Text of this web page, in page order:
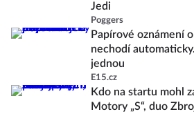
Jedi
Poggers
Papírové oznámení
nechodí
jednou
E15.cz
Kdo na startu mohl
Motory „S“, duo